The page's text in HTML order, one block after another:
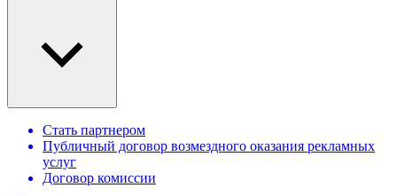
Стать партнером
Публичный договор возмездного оказания рекламных
услуг
Договор комиссии